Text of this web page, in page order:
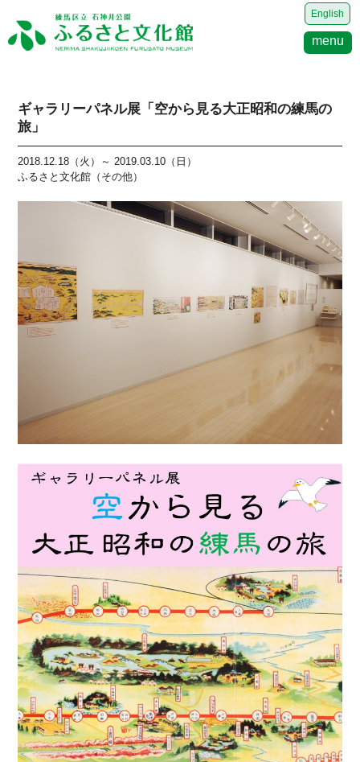
English
menu
ギャラリーパネル展「空から見る大正昭和の練馬の
旅」
2018.12.18（火）～ 2019.03.10（日）
ふるさと文化館（その他）